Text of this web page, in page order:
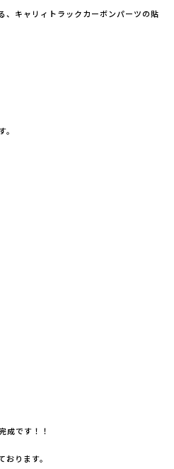
、キャリィトラックカーボンパーツの貼
です！！
ります。